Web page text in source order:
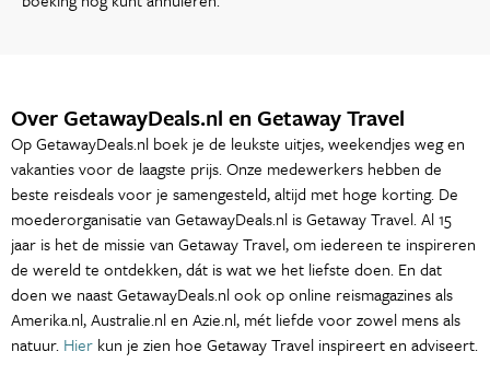
Over GetawayDeals.nl en Getaway Travel
Op GetawayDeals.nl boek je de leukste uitjes, weekendjes weg en
vakanties voor de laagste prijs. Onze medewerkers hebben de
beste reisdeals voor je samengesteld, altijd met hoge korting. De
moederorganisatie van GetawayDeals.nl is Getaway Travel. Al 15
jaar is het de missie van Getaway Travel, om iedereen te inspireren
de wereld te ontdekken, dát is wat we het liefste doen. En dat
doen we naast GetawayDeals.nl ook op online reismagazines als
Amerika.nl, Australie.nl en Azie.nl, mét liefde voor zowel mens als
natuur. Hier kun je zien hoe Getaway Travel inspireert en adviseert.